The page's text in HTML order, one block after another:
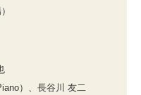
）、長谷川 友二